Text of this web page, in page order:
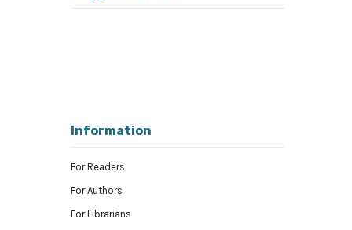
Information
For Readers
For Authors
For Librarians